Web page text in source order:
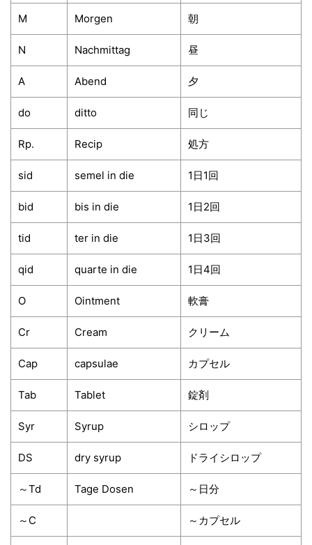
M Morgen 朝
N Nachmittag 昼
A Abend 夕
do ditto 同じ
Rp. Recip 処方
sid semel in die 1日1回
bid bis in die 1日2回
tid ter in die 1日3回
qid quarte in die 1日4回
O Ointment 軟膏
Cr Cream クリーム
Cap capsulae カプセル
Tab Tablet 錠剤
Syr Syrup シロップ
DS dry syrup ドライシロップ
～Td Tage Dosen ～日分
～C ～カプセル